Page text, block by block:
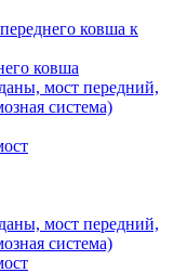
ковша к
ковша
мост передний,
система)
мост передний,
система)